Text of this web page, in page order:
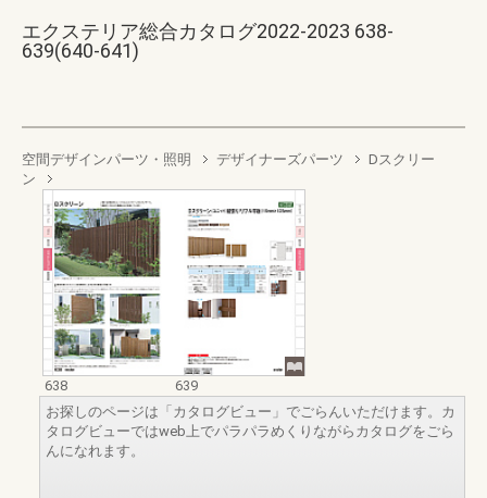
エクステリア総合カタログ2022-2023 638-
639(640-641)
空間デザインパーツ・照明 デザイナーズパーツ
Dスクリー
ン
638
639
お探しのページは「カタログビュー」でごらんいただけます。カ
タログビューではweb上でパラパラめくりながらカタログをごら
んになれます。